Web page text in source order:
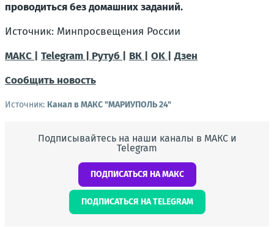
проводиться без домашних заданий.
Источник: Минпросвещения России
МАКС |
Telegram | Рутуб | ВК | OK |
Дзен
Сообщить новость
Источник: Канал в МАКС "МАРИУПОЛЬ 24"
Подписывайтесь на наши каналы в МАКС и
Telegram
ПОДПИСАТЬСЯ НА МАКС
ПОДПИСАТЬСЯ НА TELEGRAM